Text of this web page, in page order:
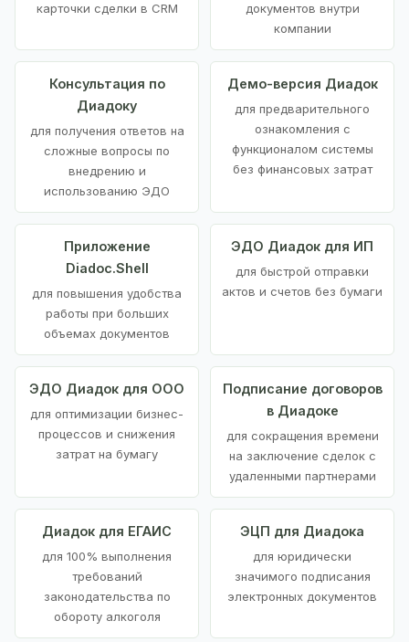
карточки сделки в CRM
документов внутри
компании
Консультация по
Диадоку
для получения ответов на
сложные вопросы по
внедрению и
использованию ЭДО
Демо-версия Диадок
для предварительного
ознакомления с
функционалом системы
без финансовых затрат
Приложение
Diadoc.Shell
для повышения удобства
работы при больших
объемах документов
ЭДО Диадок для ИП
для быстрой отправки
актов и счетов без бумаги
ЭДО Диадок для ООО
для оптимизации бизнес-
процессов и снижения
затрат на бумагу
Подписание договоров
в Диадоке
для сокращения времени
на заключение сделок с
удаленными партнерами
Диадок для ЕГАИС
для 100% выполнения
требований
законодательства по
обороту алкоголя
ЭЦП для Диадока
для юридически
значимого подписания
электронных документов